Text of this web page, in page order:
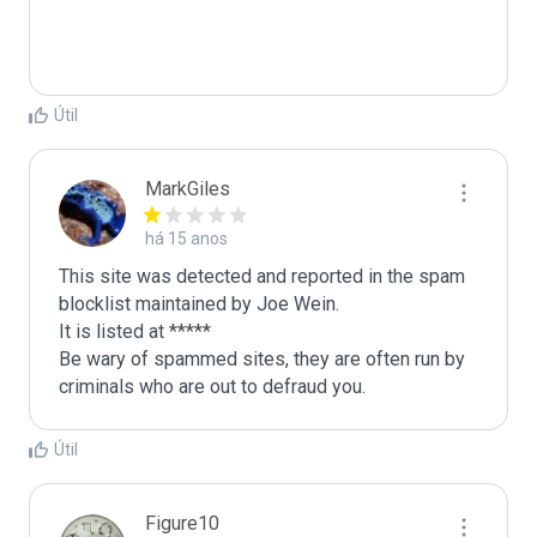
Útil
MarkGiles
há 15 anos
This site was detected and reported in the spam
blocklist maintained by Joe Wein.
It is listed at *****
Be wary of spammed sites, they are often run by
criminals who are out to defraud you.
Útil
Figure10